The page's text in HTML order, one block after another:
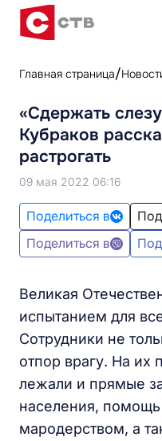
Главная страница
«Сдержать
Кубраков
растрогать
09 мая 2022 06:16
Поделиться в
Поделиться в
Великая
испытанием для
Сотрудники не
отпор врагу. На
лежали и прямые
населения, помощь
мародерством, а